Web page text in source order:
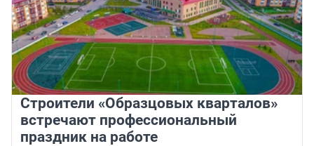
Строители «Образцовых кварталов»
встречают профессиональный
праздник на работе